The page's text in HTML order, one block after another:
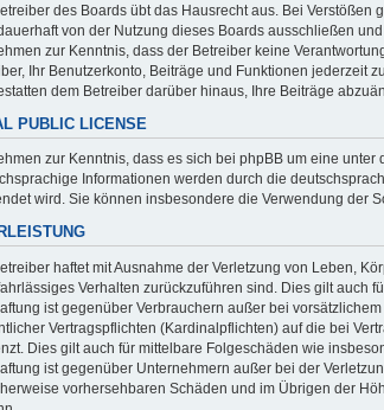
des Boards übt das Hausrecht aus. Bei
von der Nutzung dieses Boards ausschließen
zur Kenntnis, dass der Betreiber keine
Ihr Benutzerkonto, Beiträge und Funktionen jederzeit
dem Betreiber darüber hinaus, Ihre Beiträge
PUBLIC LICENSE
zur Kenntnis, dass es sich bei phpBB um eine unter
Informationen werden durch die
wird. Sie können insbesondere die Verwendung der
haftet mit Ausnahme der Verletzung von Leben,
Verhalten zurückzuführen sind. Dies gilt auch
ist gegenüber Verbrauchern außer bei
Vertragspflichten (Kardinalpflichten) auf die bei
Dies gilt auch für mittelbare Folgeschäden wie
ist gegenüber Unternehmern außer bei der
vorhersehbaren Schäden und im Übrigen der